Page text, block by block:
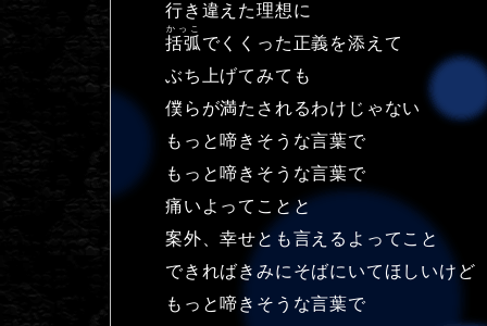
行き違えた理想に
括弧
かっこ
でくくった正義を添えて
ぶち上げてみても
僕らが満たされるわけじゃない
もっと啼きそうな言葉で
もっと啼きそうな言葉で
痛いよってことと
案外、幸せとも言えるよってこと
できればきみにそばにいてほしいけど
もっと啼きそうな言葉で